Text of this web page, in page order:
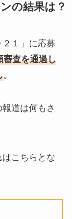
の結果は？
２１」に応募
審査を通過し
。
道は何もさ
こちらとな